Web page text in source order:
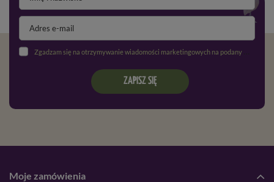
Zgadzam się na otrzymywanie wiadomości marketingowych na podany adres e-mail oraz przetwarzanie danych osobowych zgodnie z
ZAPISZ SIĘ
Moje zamówienia